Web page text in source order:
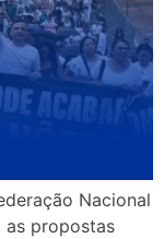
Nacional
as propostas